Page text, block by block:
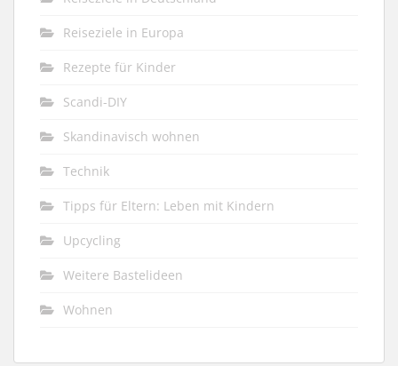
Reiseziele in Europa
Rezepte für Kinder
Scandi-DIY
Skandinavisch wohnen
Technik
Tipps für Eltern: Leben mit Kindern
Upcycling
Weitere Bastelideen
Wohnen